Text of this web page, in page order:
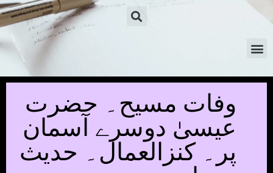
وفات مسیح۔ حضرت
عیسیٰ دوسرے آسمان
پر۔ کنزالعمال۔ حدیث